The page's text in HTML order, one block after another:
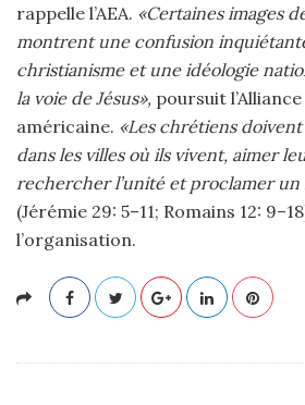
rappelle l’AEA. «Certaines images
montrent une confusion
christianisme et une idéologie
la voie de Jésus», poursuit
américaine. «Les chrétiens
dans les villes où ils vivent, aimer
rechercher l’unité et proclamer un
(Jérémie 29: 5–11; Romains 12:
l’organisation.